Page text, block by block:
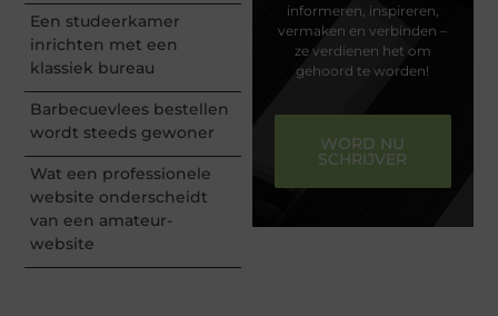
Een studeerkamer
inrichten met een
klassiek bureau
Barbecuevlees bestellen
wordt steeds gewoner
Wat een professionele
website onderscheidt
van een amateur-
website
informeren, inspireren,
vermaken en verbinden –
ze verdienen het om
gehoord te worden!
WORD NU
SCHRIJVER